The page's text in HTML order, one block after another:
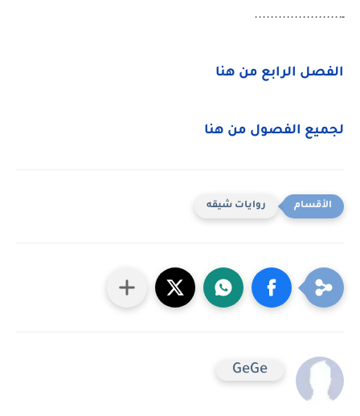
ـ......................
الفصل الرابع من هنا
لجميع الفصول من هنا
روايات شيقه
GeGe